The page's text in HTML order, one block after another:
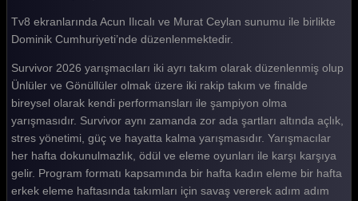
Survivor 2026 129. Bölüm
Survivor 2026 128. Bölüm
Survivor 2026 127. Bölüm
Survivor 2026 126. Bölüm
Survivor 2026 125. Bölüm
Survivor 2026 124. Bölüm
Survivor 2026 123. Bölüm
Tv8 ekranlarında Acun Ilıcalı ve Murat Ceylan sunumu ile birlikte
Dominik Cumhuriyeti’nde düzenlenmektedir.
Survivor 2026 yarışmacıları iki ayrı takım olarak düzenlenmiş olup
Ünlüler ve Gönüllüler olmak üzere iki rakip takım ve finalde
bireysel olarak kendi performansları ile şampiyon olma
yarışmasıdır. Survivor aynı zamanda zor ada şartları altında açlık,
stres yönetimi, güç ve hayatta kalma yarışmasıdır. Yarışmacılar
her hafta dokunulmazlık, ödül ve eleme oyunları ile karşı karşıya
gelir. Program formatı kapsamında bir hafta kadın eleme bir hafta
erkek eleme haftasında takımları için savaş vererek adım adım